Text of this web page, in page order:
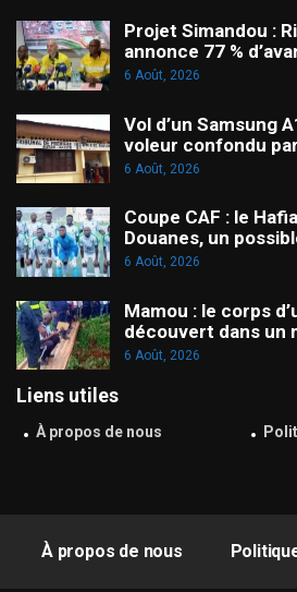
Projet Simandou :
annonce 77 %
6 Août, 2026
Vol d’un Samsung
voleur confondu
6 Août, 2026
Coupe CAF : le
Douanes, un
6 Août, 2026
Mamou : le corps
découvert dans un
6 Août, 2026
Liens utiles
À propos de nous
À propos de nous